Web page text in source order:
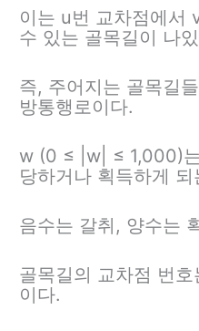
이는 u번 교차점에서
수 있는 골목길이 나
즉, 주어지는 골목길
방통행로이다.
w (0 ≤ |w| ≤ 1,000)
당하거나 획득하게
음수는 갈취, 양수는
골목길의 교차점 번
이다.